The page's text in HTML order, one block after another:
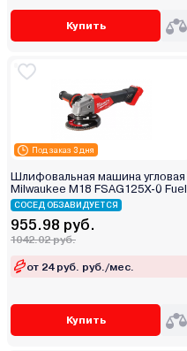
Купить
Под заказ 3 дня
Шлифовальная машина угловая
Milwaukee M18 FSAG125X-0 Fuel
СОСЕД ОБЗАВИДУЕТСЯ
955.98 руб.
1042.02 руб.
от 24 руб. руб./мес.
Купить